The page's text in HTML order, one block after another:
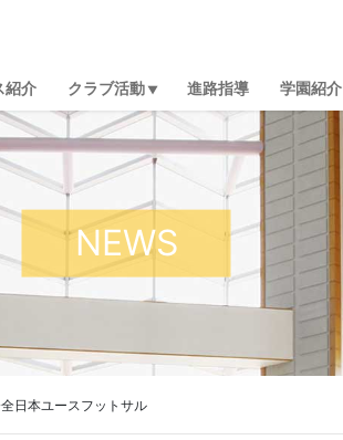
紹介 クラブ活動 進路指導 学園紹介
NEWS
日本ユースフットサル